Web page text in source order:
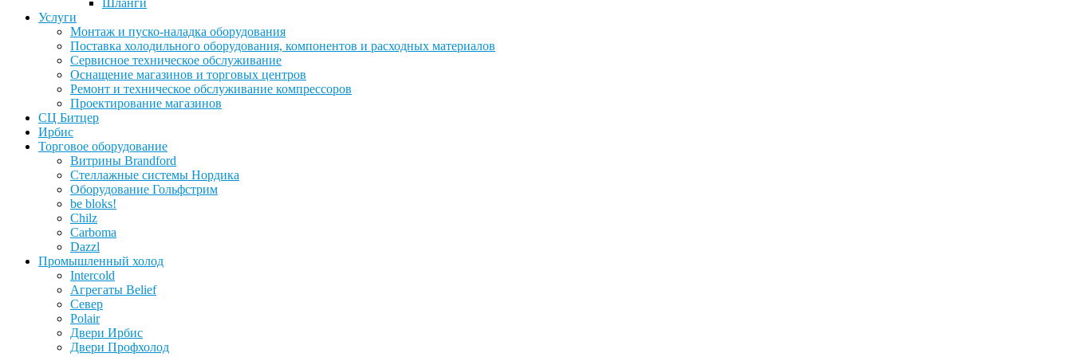
Шланги
Услуги
Монтаж и пуско-наладка оборудования
Поставка холодильного оборудования, компонентов и расходных материалов
Сервисное техническое обслуживание
Оснащение магазинов и торговых центров
Ремонт и техническое обслуживание компрессоров
Проектирование магазинов
СЦ Битцер
Ирбис
Торговое оборудование
Витрины Brandford
Стеллажные системы Нордика
Оборудование Гольфстрим
be bloks!
Chilz
Carboma
Dazzl
Промышленный холод
Intercold
Агрегаты Belief
Север
Polair
Двери Ирбис
Двери Профхолод